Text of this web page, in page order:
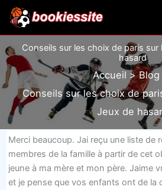
Aller
contenu
Conseils sur les choix de paris sur
hasard
Accueil
Blog
Conseils sur les choix de
Jeux de
Merci beaucoup. Jai reçu une liste de
membres de la famille à partir de cet
jeune à ma mère et mon père. Jaime
et je pense que vos enfants ont de la